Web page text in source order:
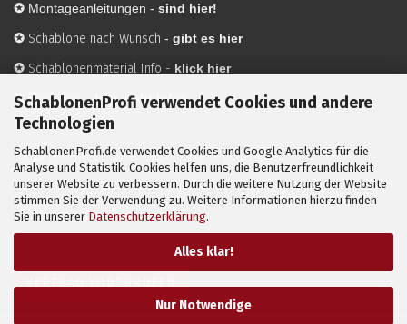
SchablonenProfi verwendet Cookies und andere
Technologien
SchablonenProfi.de verwendet Cookies und Google Analytics für die
Analyse und Statistik. Cookies helfen uns, die Benutzerfreundlichkeit
unserer Website zu verbessern. Durch die weitere Nutzung der Website
stimmen Sie der Verwendung zu. Weitere Informationen hierzu finden
Sie in unserer Datenschutzerklärung.
Alles klar!
Nur Notwendige
✪ Montageanleitungen - sind hier!
✪ Schablone nach Wunsch - gibt es hier
✪ Schablonenmaterial Info - klick hier
✪Hersteller-hier mehr Infos
Mit ✪ gekennzeichnete Bilder sind KI-generierte
Anwendungsbeispiele zur Visualisierung der Motive.
© SchablonenProfi.de2026